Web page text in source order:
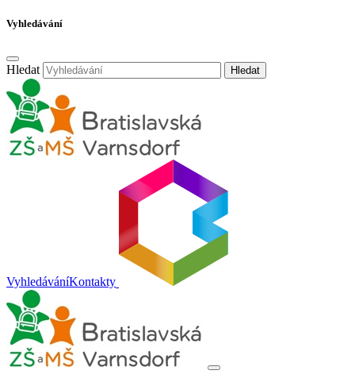
Vyhledávání
Hledat Hledat
VyhledáváníKontakty